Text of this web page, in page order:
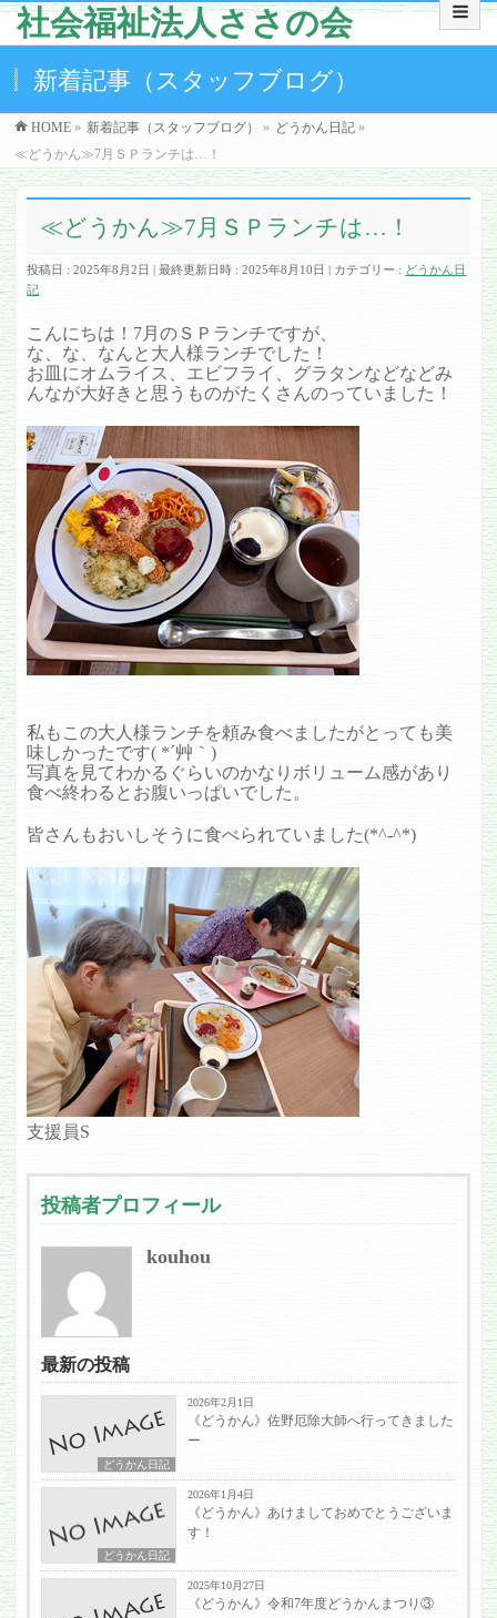
社会福祉法人ささの会
新着記事（スタッフブログ）
HOME » 新着記事（スタッフブログ） » どうかん日記 »
≪どうかん≫7月ＳＰランチは…！
≪どうかん≫7月ＳＰランチは…！
投稿日 : 2025年8月2日 最終更新日時 : 2025年8月10日 カテゴリー : どうかん日
記
こんにちは！7月のＳＰランチですが、
な、な、なんと大人様ランチでした！
お皿にオムライス、エビフライ、グラタンなどなどみ
んなが大好きと思うものがたくさんのっていました！
私もこの大人様ランチを頼み食べましたがとっても美
味しかったです( *´艸｀)
写真を見てわかるぐらいのかなりボリューム感があり
食べ終わるとお腹いっぱいでした。
皆さんもおいしそうに食べられていました(*^-^*)
支援員S
投稿者プロフィール
kouhou
最新の投稿
どうかん日記
2026年2月1日
《どうかん》佐野厄除大師へ行ってきました
ー
どうかん日記
2026年1月4日
《どうかん》あけましておめでとうございま
す！
2025年10月27日
《どうかん》令和7年度どうかんまつり③